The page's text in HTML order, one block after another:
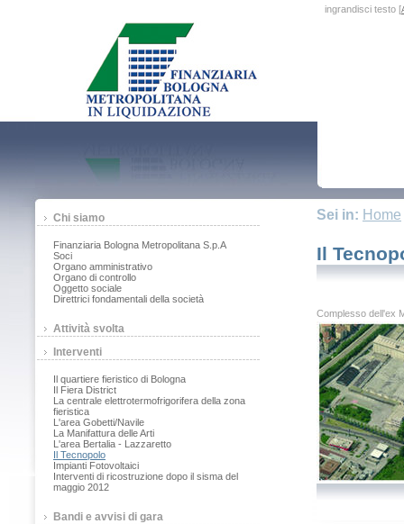
ingrandisci testo [
Chi siamo
Finanziaria Bologna Metropolitana S.p.A
Soci
Organo amministrativo
Organo di controllo
Oggetto sociale
Direttrici fondamentali della società
Attività svolta
Interventi
Il quartiere fieristico di Bologna
Il Fiera District
La centrale elettrotermofrigorifera della zona
fieristica
L'area Gobetti/Navile
La Manifattura delle Arti
L'area Bertalia - Lazzaretto
Il Tecnopolo
Impianti Fotovoltaici
Interventi di ricostruzione dopo il sisma del
maggio 2012
Bandi e avvisi di gara
Sei in: Home
Il
Complesso dell'ex